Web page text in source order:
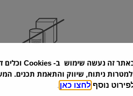
מצטערים
לא נמצאו מוצרים
זה נעשה שימוש ב- Cookiesוכלים
ניתוח, שיווק והתאמת תכנים.
נוסף לחצו כאן .